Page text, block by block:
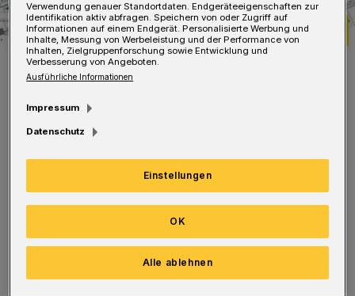
Die Umfahrung der Baustelle.
Foto: WSW
Ab Montag, 11. Januar, verlegen die WSW im
Westfalenweg 210 neue Gasleitungen.
Während der etwa zweiwöchigen Bauzeit wird
der Westfalenweg in diesem Bereich gesperrt,
bleibt aber von beiden Seiten als Sackgasse bis
Verwendung genauer Standortdaten. Endgeräteeigenschaften zur
Identifikation aktiv abfragen. Speichern von oder Zugriff auf
Informationen auf einem Endgerät. Personalisierte Werbung und
Inhalte, Messung von Werbeleistung und der Performance von
Inhalten, Zielgruppenforschung sowie Entwicklung und
Verbesserung von Angeboten.
Ausführliche Informationen
Impressum
Datenschutz
Einstellungen
Alle ablehnen
OK